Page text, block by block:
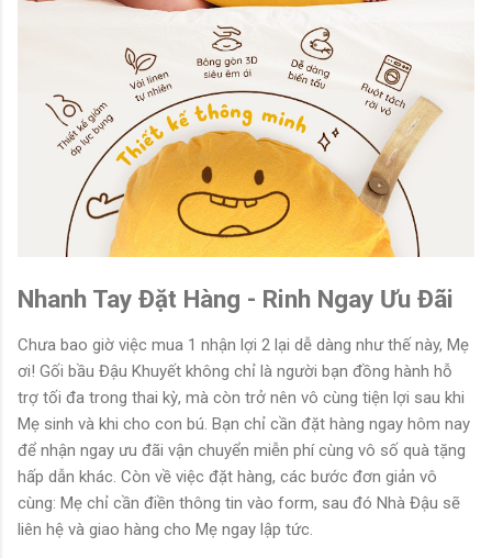
Nhanh Tay Đặt Hàng - Rinh Ngay Ưu Đãi
Chưa bao giờ việc mua 1 nhận lợi 2 lại dễ dàng như thế này, Mẹ
ơi! Gối bầu Đậu Khuyết không chỉ là người bạn đồng hành hỗ
trợ tối đa trong thai kỳ, mà còn trở nên vô cùng tiện lợi sau khi
Mẹ sinh và khi cho con bú. Bạn chỉ cần đặt hàng ngay hôm nay
để nhận ngay ưu đãi vận chuyển miễn phí cùng vô số quà tặng
hấp dẫn khác. Còn về việc đặt hàng, các bước đơn giản vô
cùng: Mẹ chỉ cần điền thông tin vào form, sau đó Nhà Đậu sẽ
liên hệ và giao hàng cho Mẹ ngay lập tức.